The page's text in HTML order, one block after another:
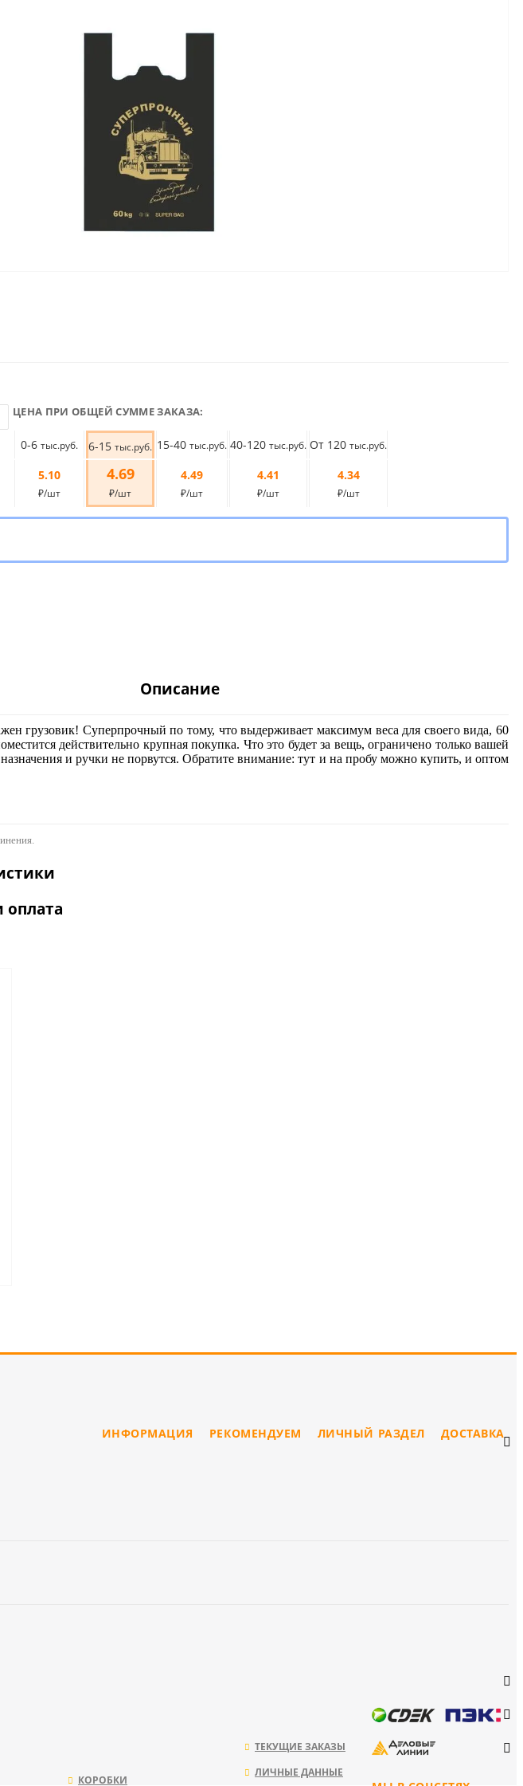
ЦЕНА ПРИ ОБЩЕЙ СУММЕ ЗАКАЗА:
0-6 тыс.руб. 6-15 тыс.руб. 15-40 тыс.руб. 40-120 тыс.руб. От 120 тыс.руб.
5.10
₽/шт
4.69
₽/шт
4.49
₽/шт
4.41
₽/шт
4.34
₽/шт
Описание
грузовик! Суперпрочный по тому, что выдерживает максимум веса для своего вида, 60
действительно крупная покупка. Что это будет за вещь, ограничено только вашей
и ручки не порвутся. Обратите внимание: тут и на пробу можно купить, и оптом
оплата
ДОСТАВКА
ЛИЧНЫЙ РАЗДЕЛ
РЕКОМЕНДУЕМ
ИНФОРМАЦИЯ
ТЕКУЩИЕ ЗАКАЗЫ
ЛИЧНЫЕ ДАННЫЕ
КОРОБКИ